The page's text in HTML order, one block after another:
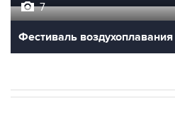
7
Фестиваль